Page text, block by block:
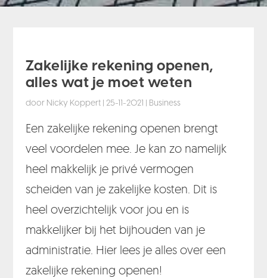
Zakelijke rekening openen,
alles wat je moet weten
door Nicky Koppert| 25-11-2021 | Business
Een zakelijke rekening openen brengt
veel voordelen mee. Je kan zo namelijk
heel makkelijk je privé vermogen
scheiden van je zakelijke kosten. Dit is
heel overzichtelijk voor jou en is
makkelijker bij het bijhouden van je
administratie. Hier lees je alles over een
zakelijke rekening openen!